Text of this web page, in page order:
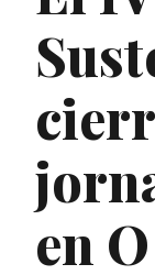
en